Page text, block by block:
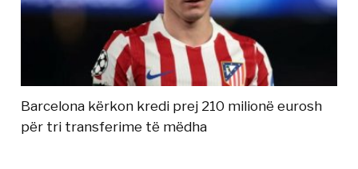
Barcelona kërkon kredi prej 210 milionë eurosh
për tri transferime të mëdha